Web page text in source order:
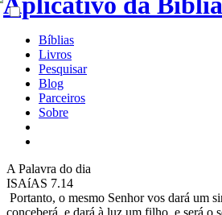
Bíblias
Livros
Pesquisar
Blog
Parceiros
Sobre
A Palavra do dia
ISAíAS 7.14
Portanto, o mesmo Senhor vos dará um
conceberá, e dará à luz um filho, e será o